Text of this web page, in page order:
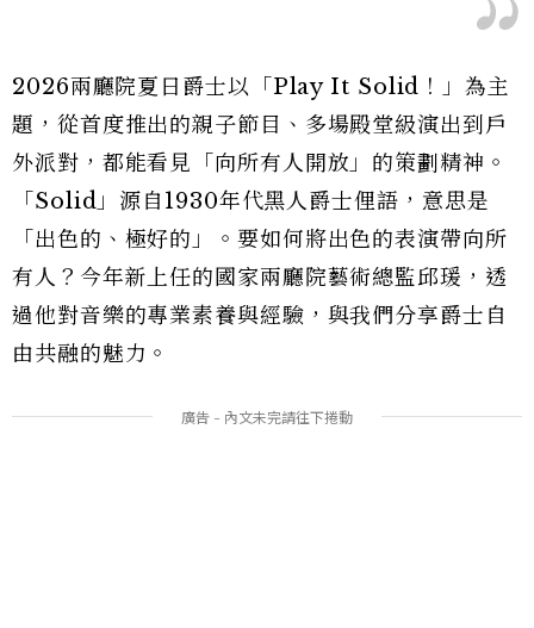
2026兩廳院夏日爵士以「Play It Solid！」為主
題，從首度推出的親子節目、多場殿堂級演出到戶
外派對，都能看見「向所有人開放」的策劃精神。
「Solid」源自1930年代黑人爵士俚語，意思是
「出色的、極好的」。要如何將出色的表演帶向所
有人？今年新上任的國家兩廳院藝術總監邱瑗，透
過他對音樂的專業素養與經驗，與我們分享爵士自
由共融的魅力。